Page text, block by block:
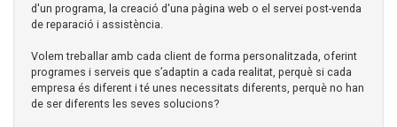
d'un programa, la creació d'una pàgina web o el servei post-venda
de reparació i assistència.
Volem treballar amb cada client de forma personalitzada, oferint
programes i serveis que s’adaptin a cada realitat, perquè si cada
empresa és diferent i té unes necessitats diferents, perquè no han
de ser diferents les seves solucions?